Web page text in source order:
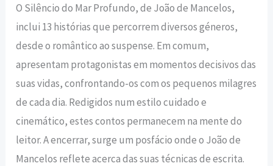
O Silêncio do Mar Profundo, de João de Mancelos,
inclui 13 histórias que percorrem diversos géneros,
desde o romântico ao suspense. Em comum,
apresentam protagonistas em momentos decisivos das
suas vidas, confrontando-os com os pequenos milagres
de cada dia. Redigidos num estilo cuidado e
cinemático, estes contos permanecem na mente do
leitor. A encerrar, surge um posfácio onde o João de
Mancelos reflete acerca das suas técnicas de escrita.